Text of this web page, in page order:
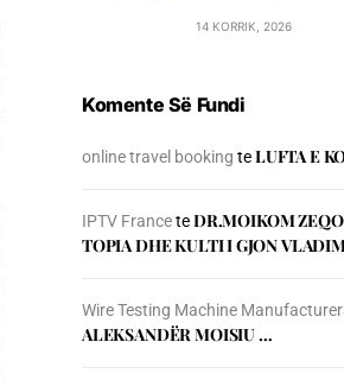
14 KORRIK, 2026
Komente Së Fundi
online travel booking teLUFTA E
IPTV FranceteDR.MOIKOM
TOPIA DHE KULTI I GJON
Wire Testing Machine
ALEKSANDËR MOISIU …